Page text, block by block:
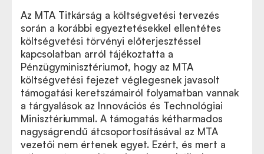
Az MTA Titkárság a költségvetési tervezés
során a korábbi egyeztetésekkel ellentétes
költségvetési törvényi előterjesztéssel
kapcsolatban arról tájékoztatta a
Pénzügyminisztériumot, hogy az MTA
költségvetési fejezet véglegesnek javasolt
támogatási keretszámairól folyamatban vannak
a tárgyalások az Innovációs és Technológiai
Minisztériummal. A támogatás kétharmados
nagyságrendű átcsoportosításával az MTA
vezetői nem értenek egyet. Ezért, és mert a